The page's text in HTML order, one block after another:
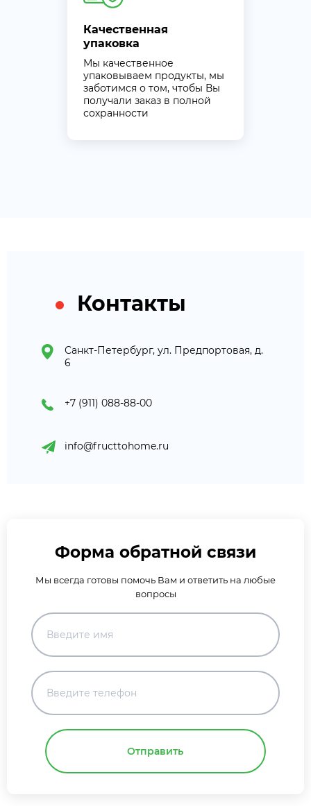
Качественная
упаковка
Мы качественное
упаковываем продукты, мы
заботимся о том, чтобы Вы
получали заказ в полной
сохранности
Контакты
Санкт-Петербург, ул. Предпортовая, д.
6
+7 (911) 088-88-00
info@fructtohome.ru
Форма обратной связи
Мы всегда готовы помочь Вам и ответить на любые
вопросы
Отправить